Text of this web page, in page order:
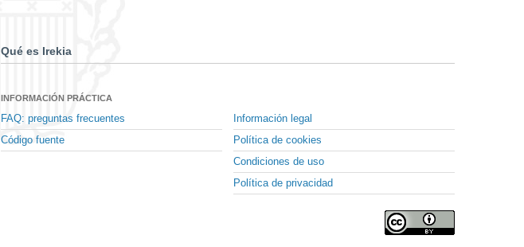
Qué es Irekia
INFORMACIÓN PRÁCTICA
FAQ: preguntas frecuentes
Código fuente
Información legal
Política de cookies
Condiciones de uso
Política de privacidad